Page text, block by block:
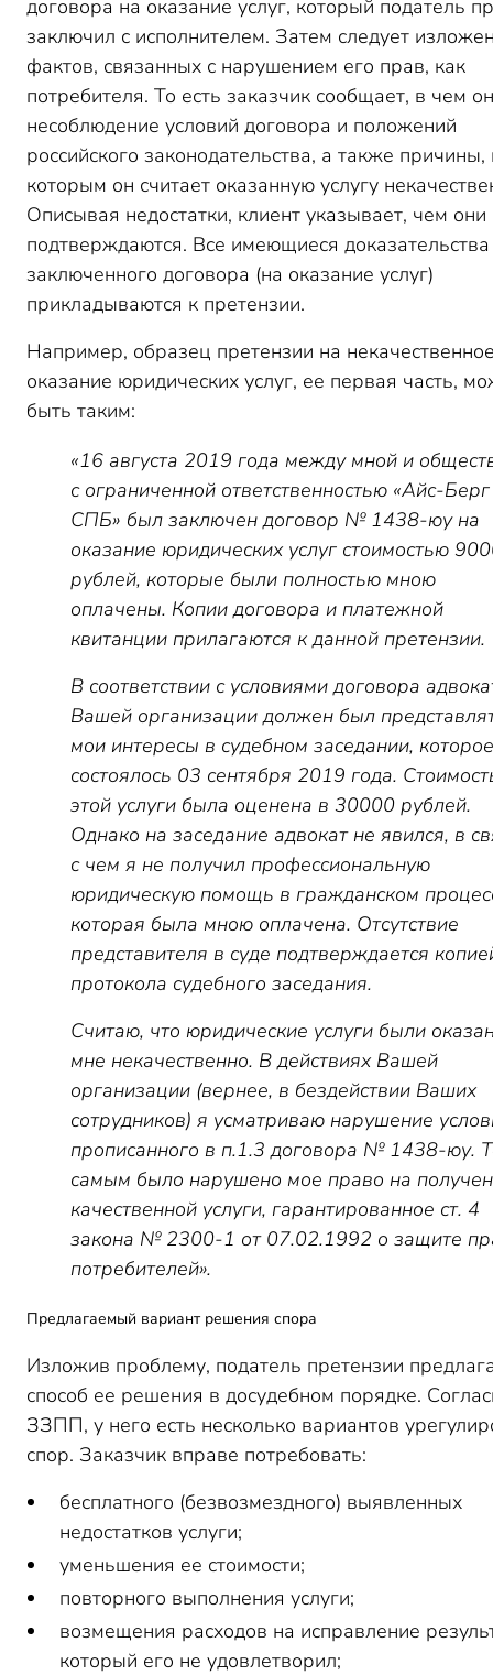
договора на оказание услуг, который податель
заключил с исполнителем. Затем следует
фактов, связанных с нарушением его прав, как
потребителя. То есть заказчик сообщает, в чем
несоблюдение условий договора и положений
российского законодательства, а также причины,
которым он считает оказанную услугу
Описывая недостатки, клиент указывает, чем они
подтверждаются. Все имеющиеся
заключенного договора (на оказание услуг)
прикладываются к претензии.
Например, образец претензии на
оказание юридических услуг, ее первая часть,
быть таким:
«16 августа 2019 года между мной и
с ограниченной ответственностью «Айс-Берг
СПБ» был заключен договор № 1438-юу на
оказание юридических услуг стоимостью
рублей, которые были полностью мною
оплачены. Копии договора и платежной
квитанции прилагаются к данной претензии.
В соответствии с условиями договора
Вашей организации должен был
мои интересы в судебном заседании, которое
состоялось 03 сентября 2019 года.
этой услуги была оценена в 30000 рублей.
Однако на заседание адвокат не явился, в
с чем я не получил профессиональную
юридическую помощь в гражданском
которая была мною оплачена. Отсутствие
представителя в суде подтверждается
протокола судебного заседания.
Считаю, что юридические услуги были
мне некачественно. В действиях Вашей
организации (вернее, в бездействии Ваших
сотрудников) я усматриваю нарушение
прописанного в п.1.3 договора № 1438-юу.
самым было нарушено мое право на
качественной услуги, гарантированное ст. 4
закона № 2300-1 от 07.02.1992 о защите
потребителей».
Предлагаемый вариант решения спора
Изложив проблему, податель претензии
способ ее решения в досудебном порядке.
ЗЗПП, у него есть несколько вариантов
спор. Заказчик вправе потребовать:
бесплатного (безвозмездного) выявленных
недостатков услуги;
уменьшения ее стоимости;
повторного выполнения услуги;
возмещения расходов на исправление
который его не удовлетворил;